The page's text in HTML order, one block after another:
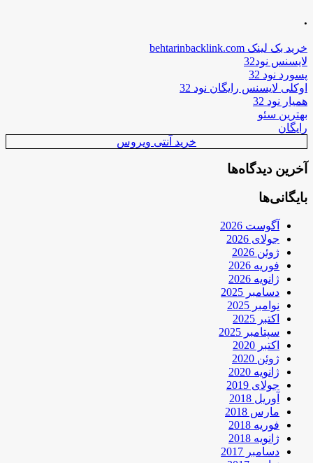
.
خرید بک لینک behtarinbacklink.com
لایسنس نود32
پسورد نود 32
اوکلی لایسنس رایگان نود 32
همیار نود 32
بهترین سئو
رایگان
خرید آنتی ویروس
آخرین دیدگاه‌ها
بایگانی‌ها
آگوست 2026
جولای 2026
ژوئن 2026
فوریه 2026
ژانویه 2026
دسامبر 2025
نوامبر 2025
اکتبر 2025
سپتامبر 2025
اکتبر 2020
ژوئن 2020
ژانویه 2020
جولای 2019
آوریل 2018
مارس 2018
فوریه 2018
ژانویه 2018
دسامبر 2017